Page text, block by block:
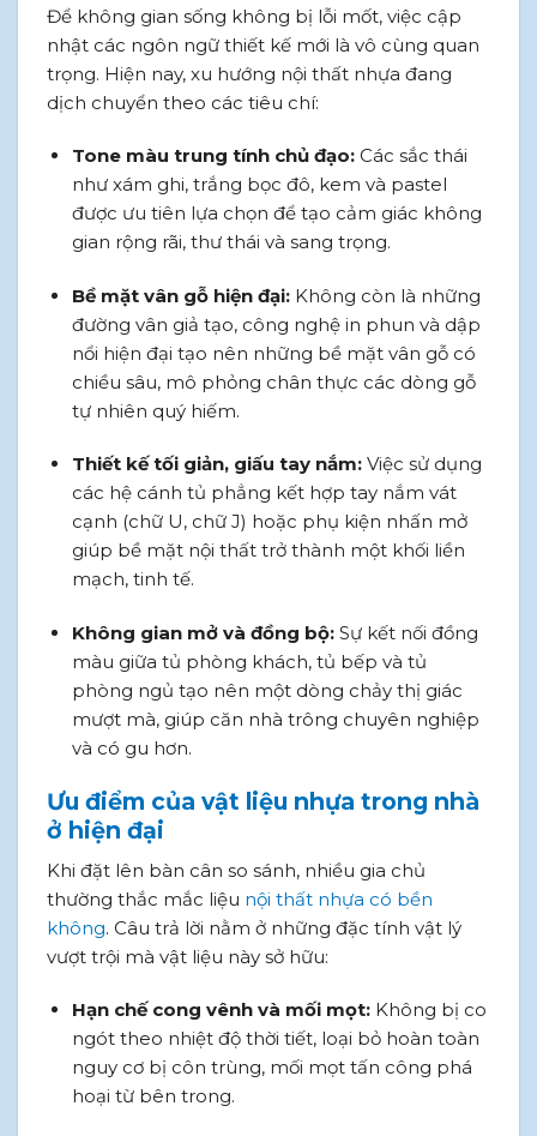
Để không gian sống không bị lỗi mốt, việc cập
nhật các ngôn ngữ thiết kế mới là vô cùng quan
trọng. Hiện nay, xu hướng nội thất nhựa đang
dịch chuyển theo các tiêu chí:
Tone màu trung tính chủ đạo:Các sắc thái
như xám ghi, trắng bọc đô, kem và pastel
được ưu tiên lựa chọn để tạo cảm giác không
gian rộng rãi, thư thái và sang trọng.
Bề mặt vân gỗ hiện đại:Không còn là những
đường vân giả tạo, công nghệ in phun và dập
nổi hiện đại tạo nên những bề mặt vân gỗ có
chiều sâu, mô phỏng chân thực các dòng gỗ
tự nhiên quý hiếm.
Thiết kế tối giản, giấu tay nắm:Việc sử dụng
các hệ cánh tủ phẳng kết hợp tay nắm vát
cạnh (chữ U, chữ J) hoặc phụ kiện nhấn mở
giúp bề mặt nội thất trở thành một khối liền
mạch, tinh tế.
Không gian mở và đồng bộ:Sự kết nối đồng
màu giữa tủ phòng khách, tủ bếp và tủ
phòng ngủ tạo nên một dòng chảy thị giác
mượt mà, giúp căn nhà trông chuyên nghiệp
và có gu hơn.
Ưu điểm của vật liệu nhựa trong nhà
ở hiện đại
Khi đặt lên bàn cân so sánh, nhiều gia chủ
thường thắc mắc liệu nội thất nhựa có bền
không. Câu trả lời nằm ở những đặc tính vật lý
vượt trội mà vật liệu này sở hữu:
Hạn chế cong vênh và mối mọt:Không bị co
ngót theo nhiệt độ thời tiết, loại bỏ hoàn toàn
nguy cơ bị côn trùng, mối mọt tấn công phá
hoại từ bên trong.